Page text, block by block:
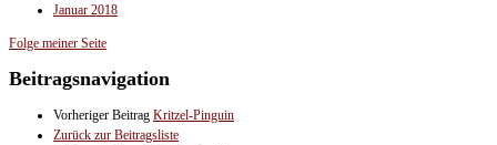
Januar 2018
Folge meiner Seite
Beitragsnavigation
Vorheriger Beitrag Kritzel-Pinguin
Zurück zur Beitragsliste